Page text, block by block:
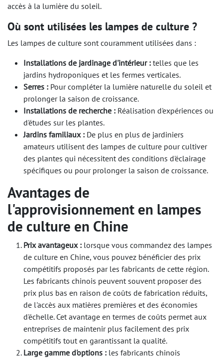
accès à la lumière du soleil.
Où sont utilisées les lampes de culture ?
Les lampes de culture sont couramment utilisées dans :
Installations de jardinage d'intérieur : telles que les
jardins hydroponiques et les fermes verticales.
Serres : Pour compléter la lumière naturelle du soleil et
prolonger la saison de croissance.
Installations de recherche : Réalisation d'expériences ou
d'études sur les plantes.
Jardins familiaux : De plus en plus de jardiniers
amateurs utilisent des lampes de culture pour cultiver
des plantes qui nécessitent des conditions d'éclairage
spécifiques ou pour prolonger la saison de croissance.
Avantages de
l'approvisionnement en lampes
de culture en Chine
Prix avantageux : lorsque vous commandez des lampes
de culture en Chine, vous pouvez bénéficier des prix
compétitifs proposés par les fabricants de cette région.
Les fabricants chinois peuvent souvent proposer des
prix plus bas en raison de coûts de fabrication réduits,
de l'accès aux matières premières et des économies
d'échelle. Cet avantage en termes de coûts permet aux
entreprises de maintenir plus facilement des prix
compétitifs tout en garantissant la qualité.
Large gamme d'options : les fabricants chinois